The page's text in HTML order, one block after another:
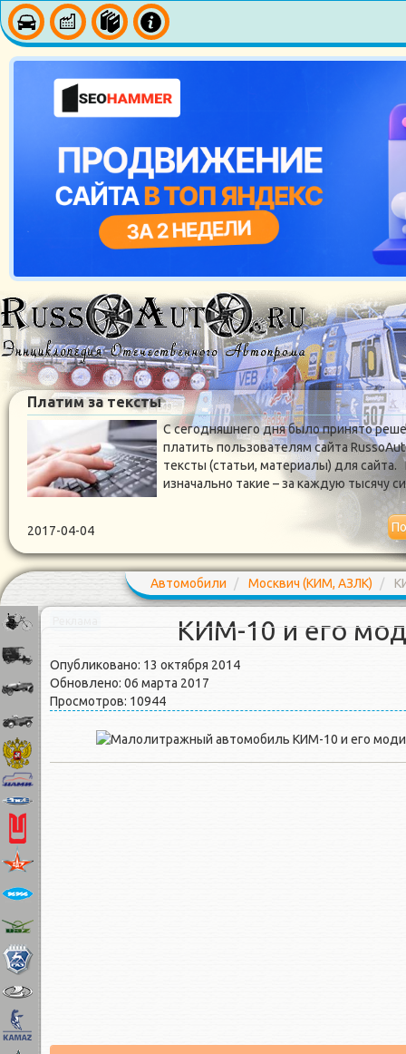
Платим за тексты
С сегодняшнего дня было принято
платить пользователям сайта
тексты (статьи, материалы) для сайта.
изначально такие – за каждую тысячу
2017-04-04
Автомобили Москвич (КИМ, АЗЛК)
КИМ-10 и его
Опубликовано: 13 октября 2014
Обновлено: 06 марта 2017
Просмотров: 10944